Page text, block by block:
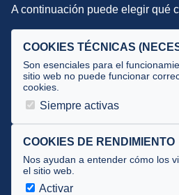
Selecciones
Tecnificación
JUECES Y OFICIALES
Documentos
Cursos
Circulares oficiales
A continuación puede elegir qué
COOKIES TÉCNICAS
Son esenciales para el
sitio web no puede funcionar
cookies.
Siempre activas
COOKIES DE RENDIMIENTO
Nos ayudan a entender cómo los
el sitio web.
Activar